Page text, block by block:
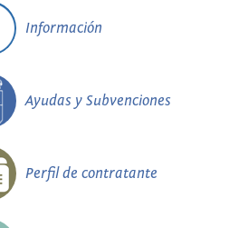
Información
Ayudas y Subvenciones
Perfil de contratante